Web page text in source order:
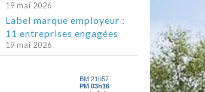
19 mai 2026
Label marque employeur :
11 entreprises engagées
19 mai 2026